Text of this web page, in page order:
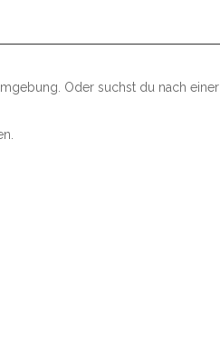
Oder suchst du nach einer